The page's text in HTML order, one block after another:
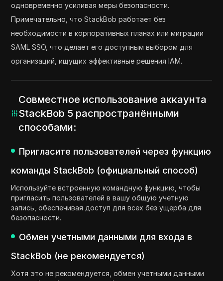
одновременно усиливая меры безопасности.
Примечательно, что StackBob работает без
необходимости в корпоративных планах или миграции
SAML SSO, что делает его доступным выбором для
организаций, ищущих эффективные решения IAM.
Совместное использование аккаунта
StackBob 5 распространёнными
способами:
Пригласите пользователей через функцию
команды StackBob (официальный способ)
Используйте встроенную командную функцию, чтобы
пригласить пользователей в вашу общую учетную
запись, обеспечивая доступ для всех без ущерба для
безопасности.
Обмен учетными данными для входа в
StackBob (не рекомендуется)
Хотя это не рекомендуется, обмен учетными данными